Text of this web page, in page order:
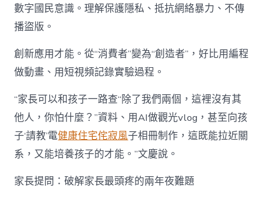
數字國民意識。理解保護隱私、抵抗網絡暴力、不傳
播盜版。
創新應用才能。從“消費者”變為“創造者”，好比用編程
做動畫、用短視頻記錄實驗過程。
“家長可以和孩子一路查“除了我們兩個，這裡沒有其
他人，你怕什麼？”資料、用AI做觀光vlog，甚至向孩
子‘請教’電健康住宅侘寂風子相冊制作，這既能拉近關
系，又能培養孩子的才能。”文慶說。
家長提問：破解家長最頭疼的兩年夜難題